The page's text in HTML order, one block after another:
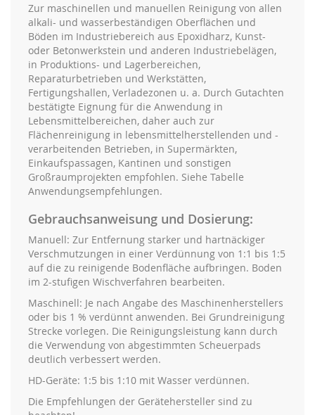
Zur maschinellen und manuellen Reinigung von allen
alkali- und wasserbeständigen Oberflächen und
Böden im Industriebereich aus Epoxidharz, Kunst-
oder Betonwerkstein und anderen Industriebelägen,
in Produktions- und Lagerbereichen,
Reparaturbetrieben und Werkstätten,
Fertigungshallen, Verladezonen u. a. Durch Gutachten
bestätigte Eignung für die Anwendung in
Lebensmittelbereichen, daher auch zur
Flächenreinigung in lebensmittelherstellenden und -
verarbeitenden Betrieben, in Supermärkten,
Einkaufspassagen, Kantinen und sonstigen
Großraumprojekten empfohlen. Siehe Tabelle
Anwendungsempfehlungen.
Gebrauchsanweisung und Dosierung:
Manuell: Zur Entfernung starker und hartnäckiger
Verschmutzungen in einer Verdünnung von 1:1 bis 1:5
auf die zu reinigende Bodenfläche aufbringen. Boden
im 2-stufigen Wischverfahren bearbeiten.
Maschinell: Je nach Angabe des Maschinenherstellers
oder bis 1 % verdünnt anwenden. Bei Grundreinigung
Strecke vorlegen. Die Reinigungsleistung kann durch
die Verwendung von abgestimmten Scheuerpads
deutlich verbessert werden.
HD-Geräte: 1:5 bis 1:10 mit Wasser verdünnen.
Die Empfehlungen der Gerätehersteller sind zu